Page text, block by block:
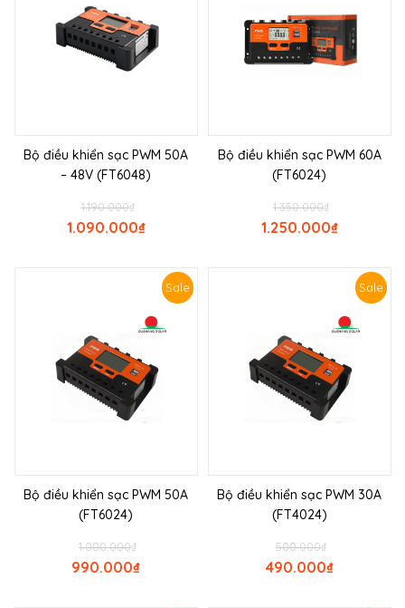
Bộ điều khiển sạc PWM 50A
– 48V (FT6048)
₫
1.190.000
₫
1.090.000
Bộ điều khiển sạc PWM 60A
(FT6024)
₫
1.350.000
₫
1.250.000
Sale
Bộ điều khiển sạc PWM 50A
(FT6024)
₫
1.000.000
₫
990.000
Sale
Bộ điều khiển sạc PWM 30A
(FT4024)
₫
500.000
₫
490.000